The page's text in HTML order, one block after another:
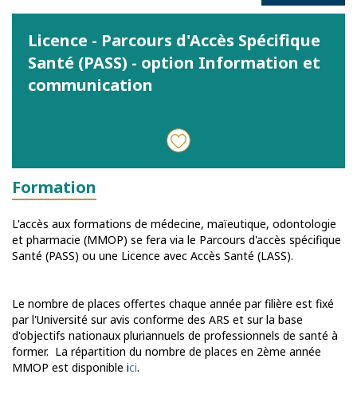
Licence - Parcours d'Accès Spécifique
Santé (PASS) - option Information et
communication
Formation
L'accès aux formations de médecine, maïeutique, odontologie
et pharmacie (MMOP) se fera via le Parcours d'accès spécifique
Santé (PASS) ou une Licence avec Accès Santé (LASS).
Le nombre de places offertes chaque année par filière est fixé
par l'Université sur avis conforme des ARS et sur la base
d'objectifs nationaux pluriannuels de professionnels de santé à
former. La répartition du nombre de places en 2ème année
MMOP est disponible ici.